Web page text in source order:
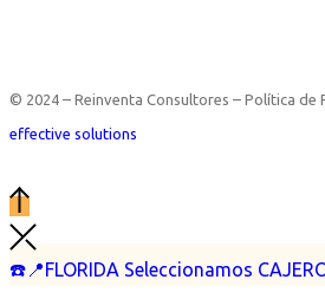
☎️📍FLORIDA Seleccionamos
© 2024 – Reinventa Consultores – Política de
effective solutions